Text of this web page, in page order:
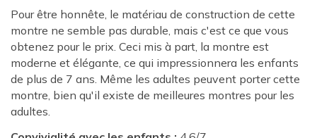
Pour être honnête, le matériau de construction de cette
montre ne semble pas durable, mais c'est ce que vous
obtenez pour le prix. Ceci mis à part, la montre est
moderne et élégante, ce qui impressionnera les enfants
de plus de 7 ans. Même les adultes peuvent porter cette
montre, bien qu'il existe de meilleures montres pour les
adultes.